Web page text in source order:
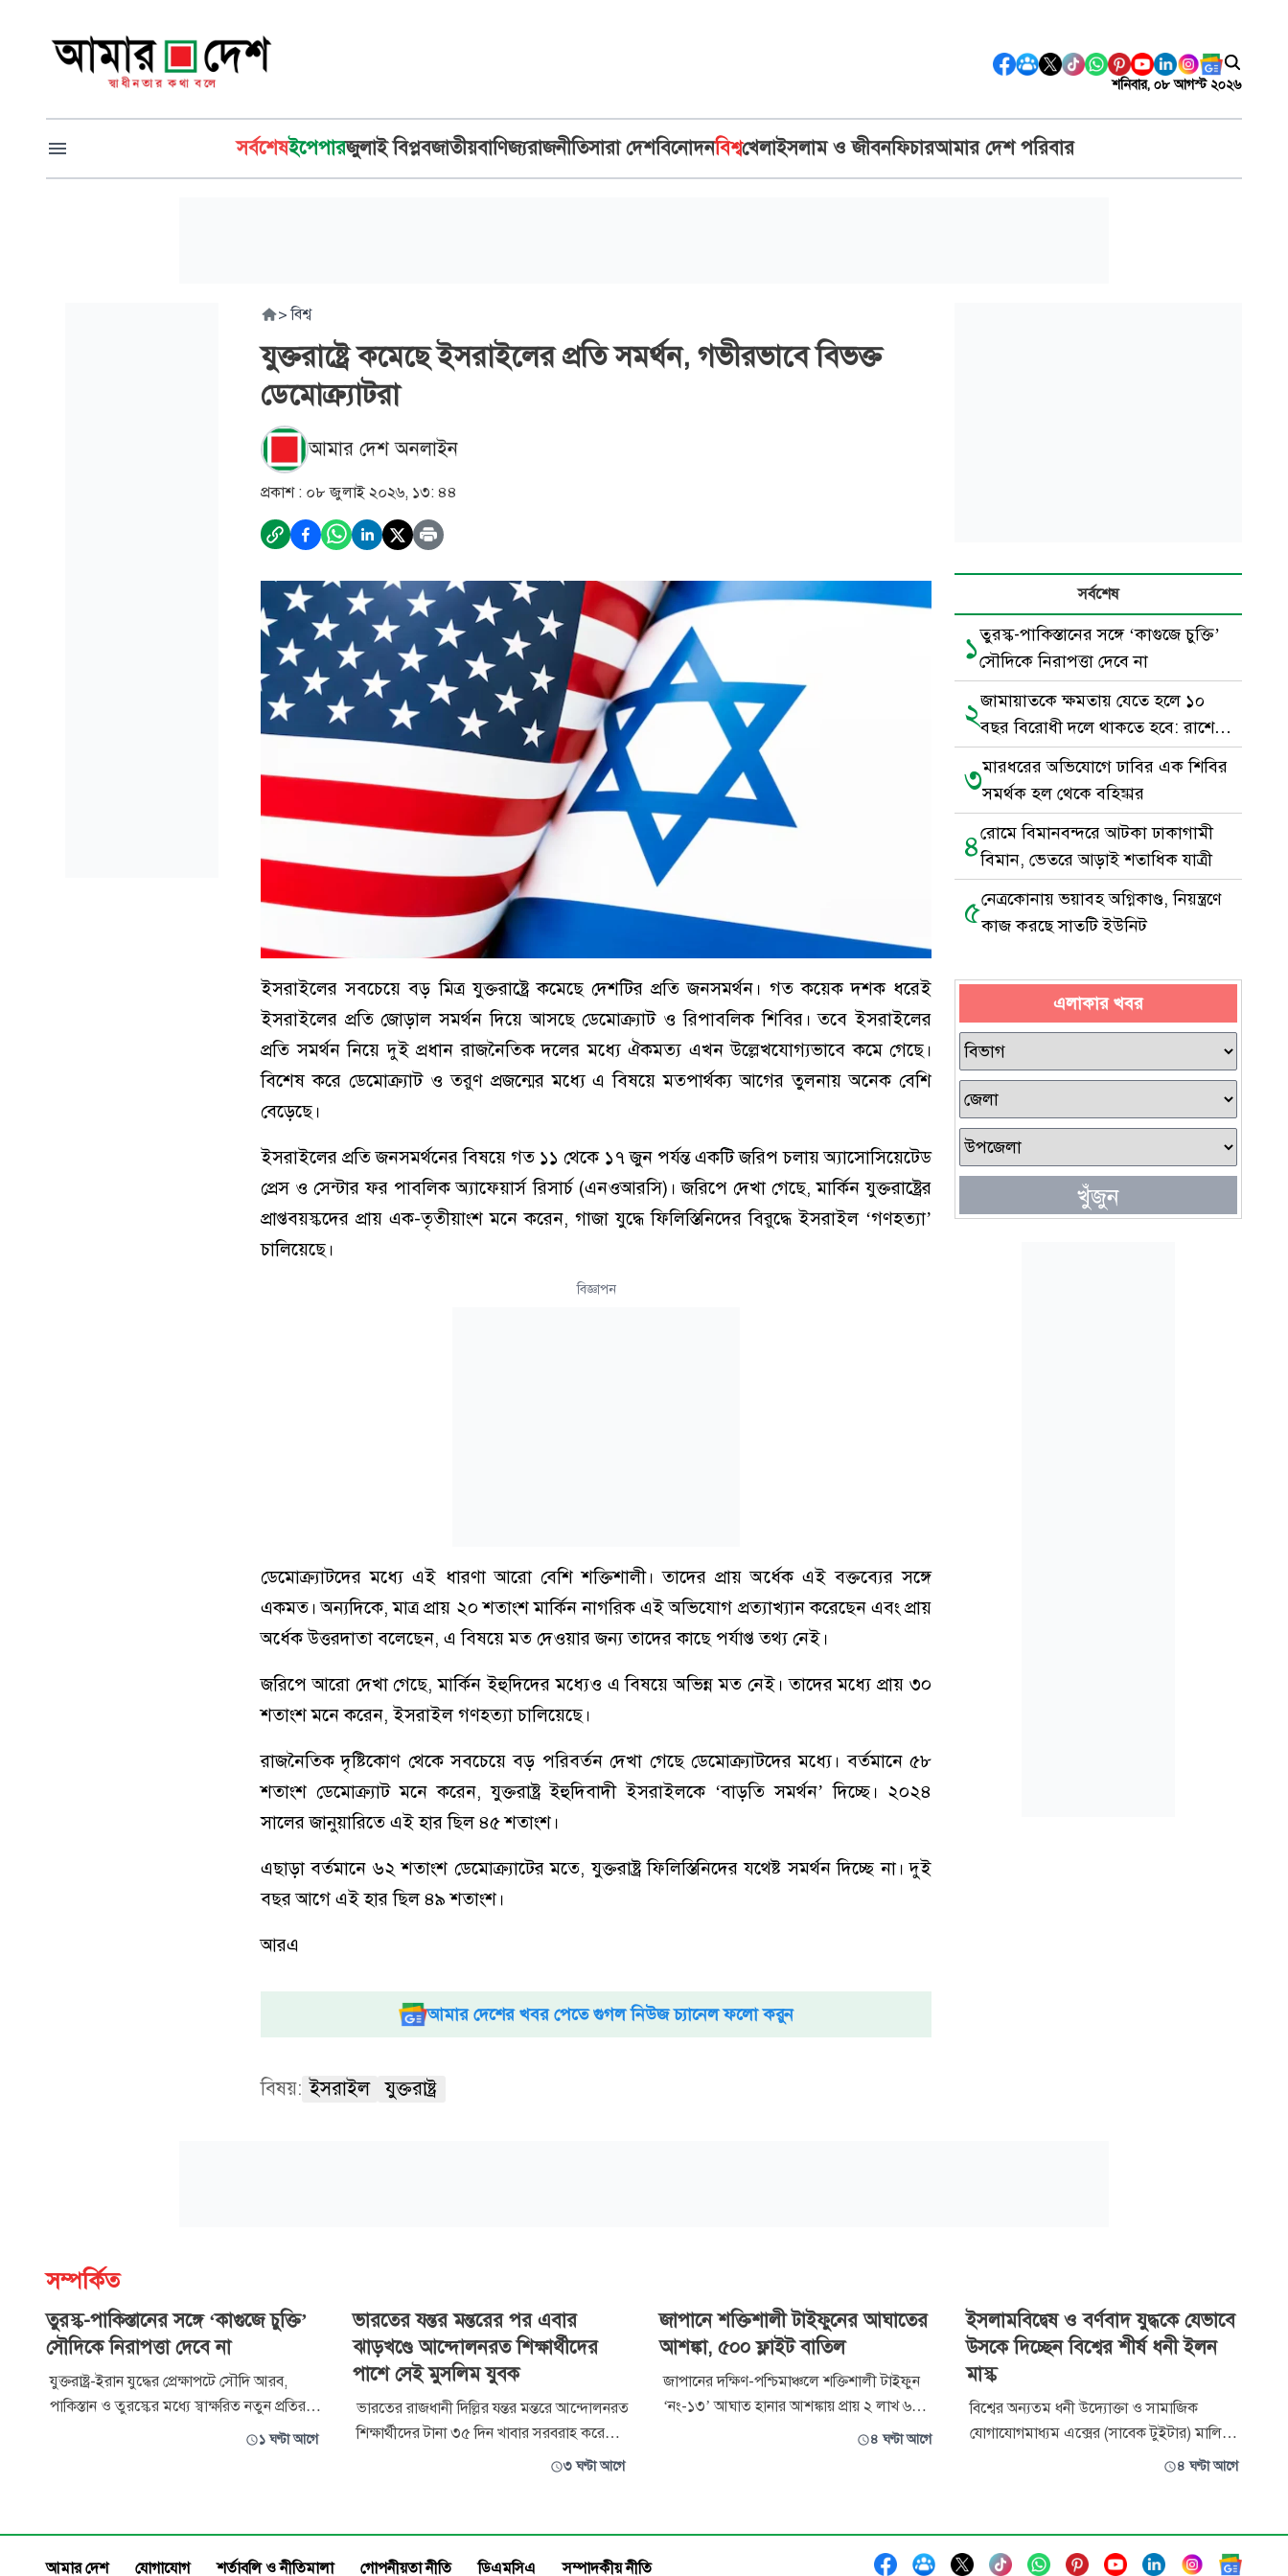
শনিবার, ০৮ আগস্ট ২০২৬
সর্বশেষইপেপারজুলাই বিপ্লবজাতীয়বাণিজ্যরাজনীতিসারা দেশবিনোদনবিশ্বখেলাইসলাম ও জীবনফিচারআমার দেশ পরিবার
> বিশ্ব
যুক্তরাষ্ট্রে কমেছে ইসরাইলের প্রতি সমর্থন, গভীরভাবে বিভক্ত
ডেমোক্র্যাটরা
আমার দেশ অনলাইন
প্রকাশ : ০৮ জুলাই ২০২৬, ১৩: ৪৪
ইসরাইলের সবচেয়ে বড় মিত্র যুক্তরাষ্ট্রে কমেছে দেশটির প্রতি জনসমর্থন। গত কয়েক দশক ধরেই
ইসরাইলের প্রতি জোড়াল সমর্থন দিয়ে আসছে ডেমোক্র্যাট ও রিপাবলিক শিবির। তবে ইসরাইলের
প্রতি সমর্থন নিয়ে দুই প্রধান রাজনৈতিক দলের মধ্যে ঐকমত্য এখন উল্লেখযোগ্যভাবে কমে গেছে।
বিশেষ করে ডেমোক্র্যাট ও তরুণ প্রজন্মের মধ্যে এ বিষয়ে মতপার্থক্য আগের তুলনায় অনেক বেশি
বেড়েছে।
ইসরাইলের প্রতি জনসমর্থনের বিষয়ে গত ১১ থেকে ১৭ জুন পর্যন্ত একটি জরিপ চলায় অ্যাসোসিয়েটেড
প্রেস ও সেন্টার ফর পাবলিক অ্যাফেয়ার্স রিসার্চ (এনওআরসি)। জরিপে দেখা গেছে, মার্কিন যুক্তরাষ্ট্রের
প্রাপ্তবয়স্কদের প্রায় এক-তৃতীয়াংশ মনে করেন, গাজা যুদ্ধে ফিলিস্তিনিদের বিরুদ্ধে ইসরাইল ‘গণহত্যা’
চালিয়েছে।
বিজ্ঞাপন
ডেমোক্র্যাটদের মধ্যে এই ধারণা আরো বেশি শক্তিশালী। তাদের প্রায় অর্ধেক এই বক্তব্যের সঙ্গে
একমত। অন্যদিকে, মাত্র প্রায় ২০ শতাংশ মার্কিন নাগরিক এই অভিযোগ প্রত্যাখ্যান করেছেন এবং প্রায়
অর্ধেক উত্তরদাতা বলেছেন, এ বিষয়ে মত দেওয়ার জন্য তাদের কাছে পর্যাপ্ত তথ্য নেই।
জরিপে আরো দেখা গেছে, মার্কিন ইহুদিদের মধ্যেও এ বিষয়ে অভিন্ন মত নেই। তাদের মধ্যে প্রায় ৩০
শতাংশ মনে করেন, ইসরাইল গণহত্যা চালিয়েছে।
রাজনৈতিক দৃষ্টিকোণ থেকে সবচেয়ে বড় পরিবর্তন দেখা গেছে ডেমোক্র্যাটদের মধ্যে। বর্তমানে ৫৮
শতাংশ ডেমোক্র্যাট মনে করেন, যুক্তরাষ্ট্র ইহুদিবাদী ইসরাইলকে ‘বাড়তি সমর্থন’ দিচ্ছে। ২০২৪
সালের জানুয়ারিতে এই হার ছিল ৪৫ শতাংশ।
এছাড়া বর্তমানে ৬২ শতাংশ ডেমোক্র্যাটের মতে, যুক্তরাষ্ট্র ফিলিস্তিনিদের যথেষ্ট সমর্থন দিচ্ছে না। দুই
বছর আগে এই হার ছিল ৪৯ শতাংশ।
আরএ
আমার দেশের খবর পেতে গুগল নিউজ চ্যানেল ফলো করুন
বিষয়: ইসরাইল যুক্তরাষ্ট্র
সর্বশেষ
১তুরস্ক-পাকিস্তানের সঙ্গে ‘কাগুজে চুক্তি’
সৌদিকে নিরাপত্তা দেবে না
২জামায়াতকে ক্ষমতায় যেতে হলে ১০
বছর বিরোধী দলে থাকতে হবে: রাশেদ
খাঁন
৩মারধরের অভিযোগে ঢাবির এক শিবির
সমর্থক হল থেকে বহিষ্কার
৪রোমে বিমানবন্দরে আটকা ঢাকাগামী
বিমান, ভেতরে আড়াই শতাধিক যাত্রী
৫নেত্রকোনায় ভয়াবহ অগ্নিকাণ্ড, নিয়ন্ত্রণে
কাজ করছে সাতটি ইউনিট
এলাকার খবর
খুঁজুন
সম্পর্কিত
তুরস্ক-পাকিস্তানের সঙ্গে ‘কাগুজে চুক্তি’
সৌদিকে নিরাপত্তা দেবে না
যুক্তরাষ্ট্র-ইরান যুদ্ধের প্রেক্ষাপটে সৌদি আরব,
পাকিস্তান ও তুরস্কের মধ্যে স্বাক্ষরিত নতুন প্রতিরক্ষা
চুক্তির কঠোর সমালোচনা করেছেন ইরানের
এ কাগুজে চুক্তি সৌদ
১ ঘণ্টা আগে
ভারতের যন্তর মন্তরের পর এবার
ঝাড়খণ্ডে আন্দোলনরত শিক্ষার্থীদের
পাশে সেই মুসলিম যুবক
ভারতের রাজধানী দিল্লির যন্তর মন্তরে আন্দোলনরত
শিক্ষার্থীদের টানা ৩৫ দিন খাবার সরবরাহ করে
আলোচনায় আসা মোহাম্মদ জুনাইদ মালিক এবার
আন্দোলনকারীদের সহায়তা করতে গিয়ে পুলিশের
হয়রানির অভিযোগ তোলার পরো তিনি
৩ ঘণ্টা আগে
জাপানে শক্তিশালী টাইফুনের আঘাতের
আশঙ্কা, ৫০০ ফ্লাইট বাতিল
জাপানের দক্ষিণ-পশ্চিমাঞ্চলে শক্তিশালী টাইফুন
‘নং-১৩’ আঘাত হানার আশঙ্কায় প্রায় ২ লাখ ৬০
হাজার বাসিন্দাকে নিরাপদ স্থানে সরে যাওয়ার
৪ ঘণ্টা আগে
ইসলামবিদ্বেষ ও বর্ণবাদ যুদ্ধকে যেভাবে
উসকে দিচ্ছেন বিশ্বের শীর্ষ ধনী ইলন
মাস্ক
বিশ্বের অন্যতম ধনী উদ্যোক্তা ও সামাজিক
যোগাযোগমাধ্যম এক্সের (সাবেক টুইটার) মালিক
ইলন মাস্ককে ঘিরে নতুন করে বিতর্ক শুরু হয়েছে।
রাজনৈতিক মত প্রকাশেই সীমাবদ্ধ নন; বরং তিনি
বর্ণগত বিভাজন, ইসলামবিদ্বেষ এবং উগ্র
৪ ঘণ্টা আগে
আমার দেশ যোগাযোগ শর্তাবলি ও নীতিমালা গোপনীয়তা নীতি ডিএমসিএ সম্পাদকীয় নীতি